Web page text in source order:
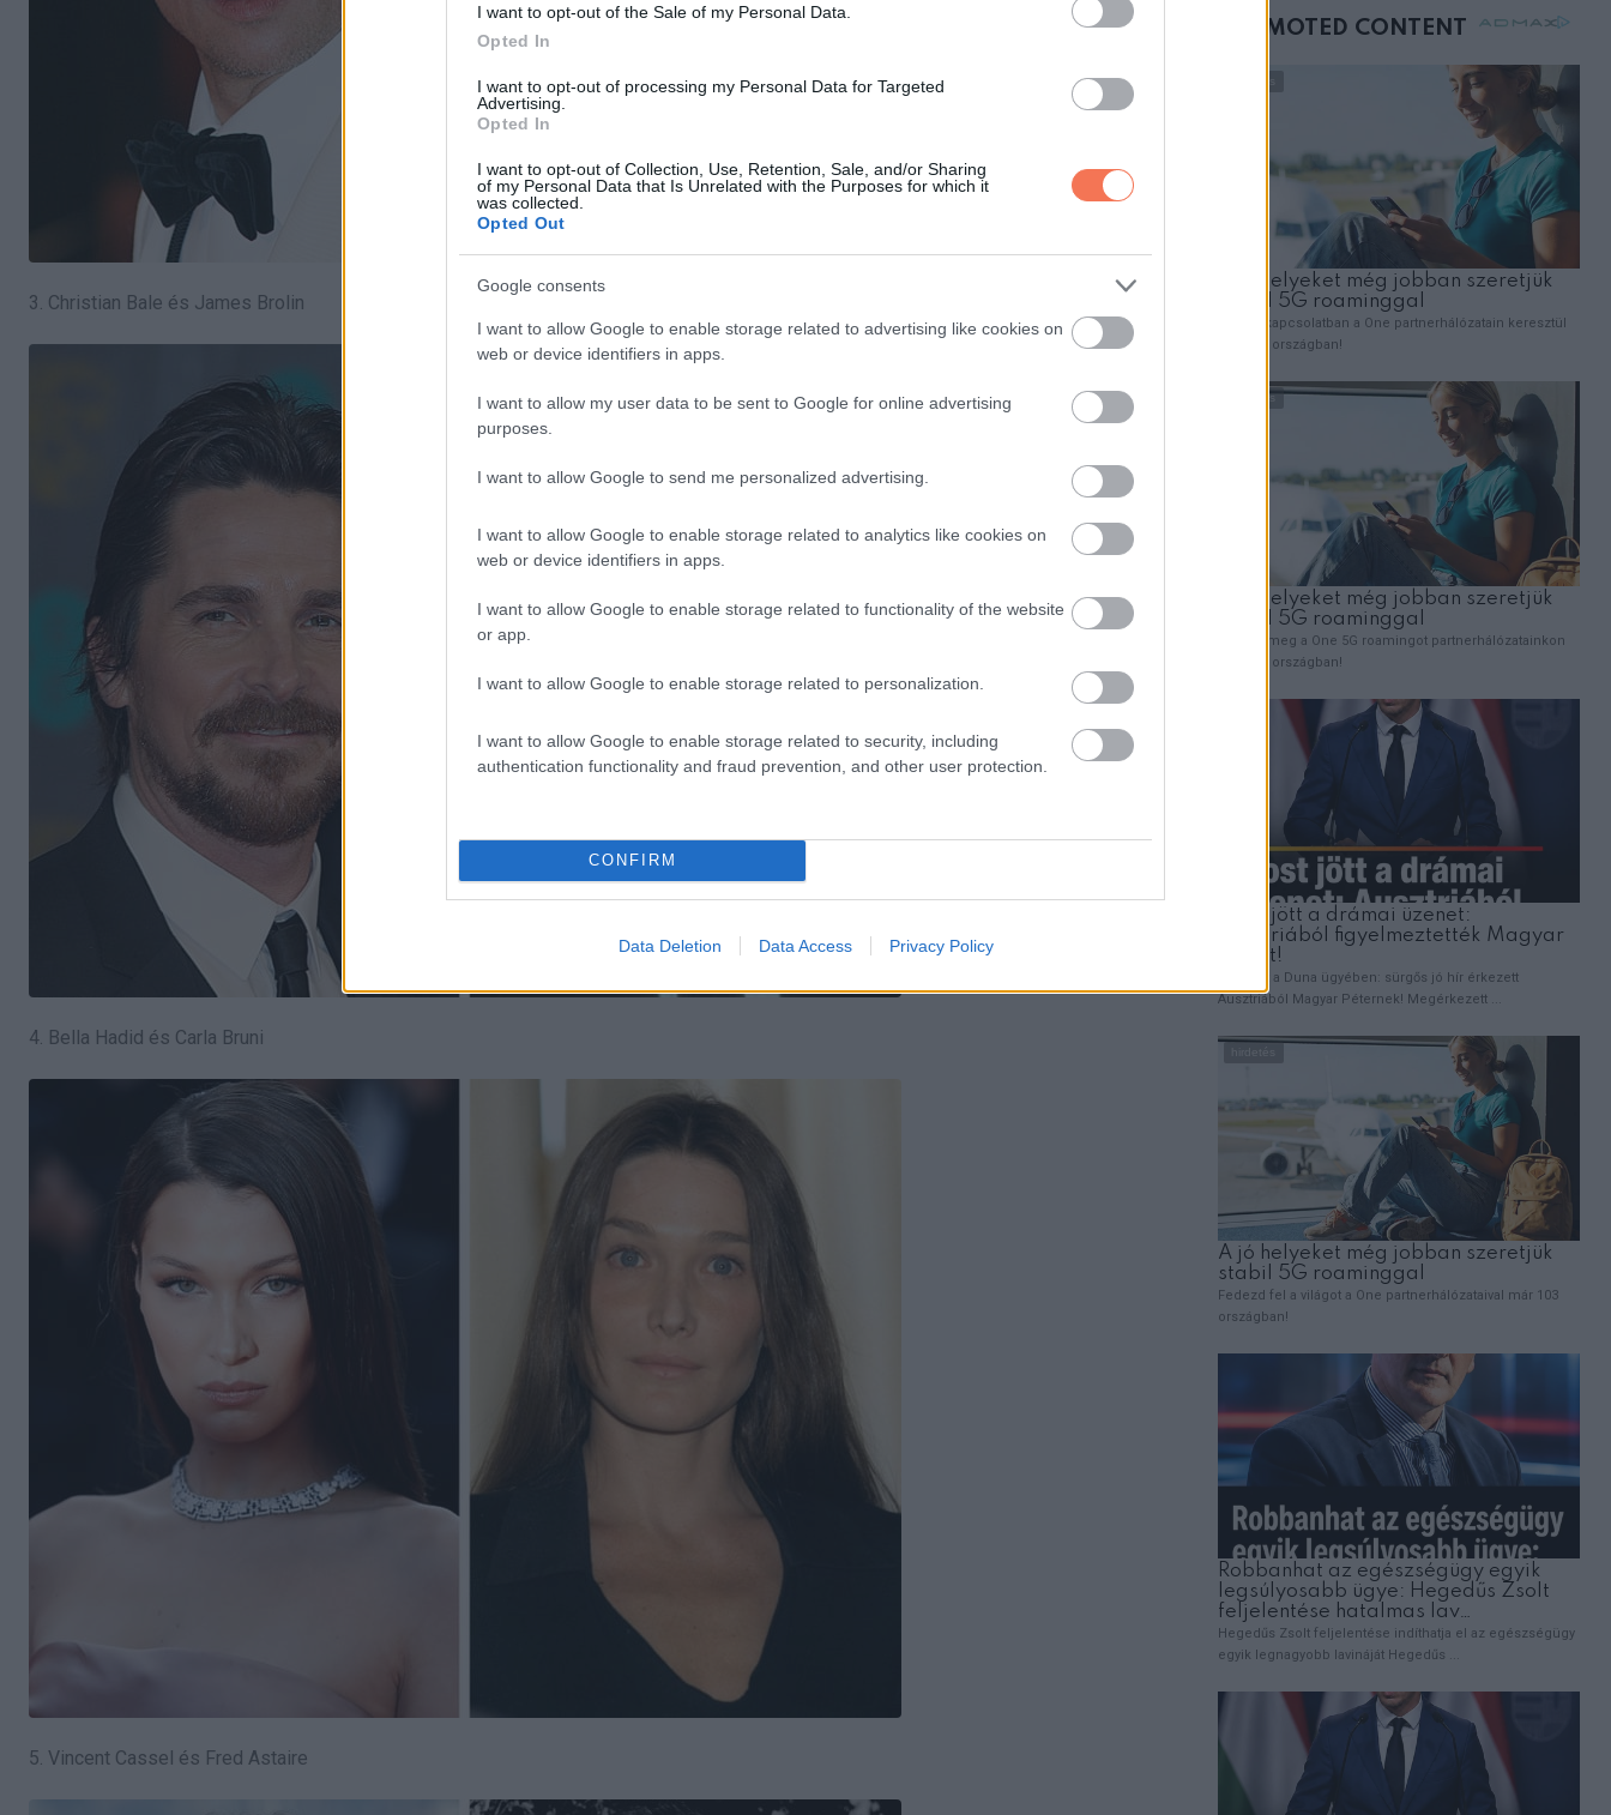
I want to opt-out of the Sale of my Personal Data.
Opted In
I want to opt-out of processing my Personal Data for Targeted
Advertising.
Opted In
I want to opt-out of Collection, Use, Retention, Sale, and/or Sharing
of my Personal Data that Is Unrelated with the Purposes for which it
was collected.
Opted Out
Google consents
I want to allow Google to enable storage related to advertising like cookies on
web or device identifiers in apps.
I want to allow my user data to be sent to Google for online advertising
purposes.
I want to allow Google to send me personalized advertising.
I want to allow Google to enable storage related to analytics like cookies on
web or device identifiers in apps.
I want to allow Google to enable storage related to functionality of the website
or app.
I want to allow Google to enable storage related to personalization.
I want to allow Google to enable storage related to security, including
authentication functionality and fraud prevention, and other user protection.
CONFIRM
Data Deletion Data Access Privacy Policy
3. Christian Bale és James Brolin
4. Bella Hadid és Carla Bruni
5. Vincent Cassel és Fred Astaire
mellettem ült az első